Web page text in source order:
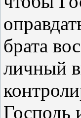
брата
личный
Господь